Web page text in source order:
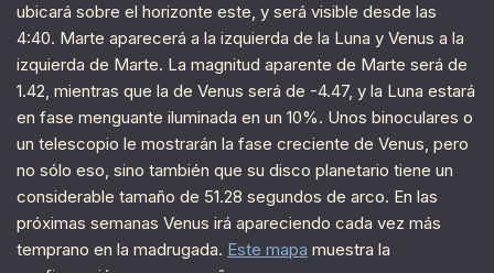
ubicará sobre el horizonte este, y será visible desde las
4:40. Marte aparecerá a la izquierda de la Luna y Venus a la
izquierda de Marte. La magnitud aparente de Marte será de
1.42, mientras que la de Venus será de -4.47, y la Luna estará
en fase menguante iluminada en un 10%. Unos binoculares o
un telescopio le mostrarán la fase creciente de Venus, pero
no sólo eso, sino también que su disco planetario tiene un
considerable tamaño de 51.28 segundos de arco. En las
próximas semanas Venus irá apareciendo cada vez más
temprano en la madrugada. Este mapa muestra la